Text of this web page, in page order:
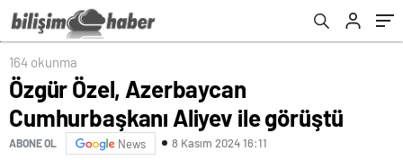
164 okunma
Özgür Özel, Azerbaycan
Cumhurbaşkanı Aliyev ile görüştü
ABONE OL News 8 Kasım 2024 16:11